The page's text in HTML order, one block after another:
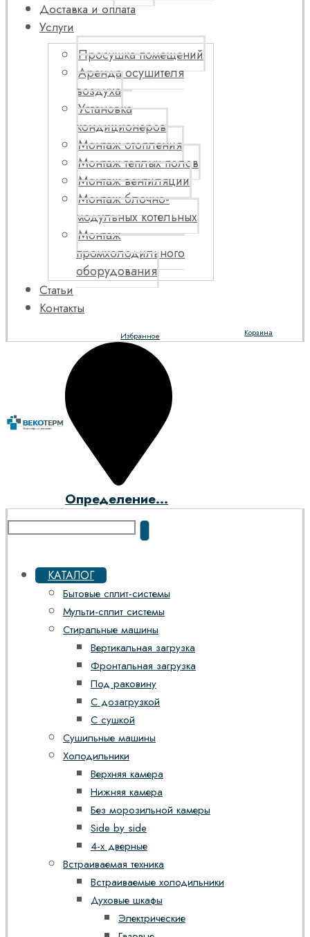
Доставка и оплата
Услуги
Просушка помещений
Аренда осушителя
воздуха
Установка
кондиционеров
Монтаж отопления
Монтаж теплых полов
Монтаж вентиляции
Монтаж блочно-
модульных котельных
Монтаж
промхолодильного
оборудования
Статьи
Контакты
Корзина
Избранное
Определение...
КАТАЛОГ
Бытовые сплит-системы
Мульти-сплит системы
Стиральные машины
Вертикальная загрузка
Фронтальная загрузка
Под раковину
С дозагрузкой
С сушкой
Сушильные машины
Холодильники
Верхняя камера
Нижняя камера
Без морозильной камеры
Side by side
4-х дверные
Встраиваемая техника
Встраиваемые холодильники
Духовые шкафы
Электрические